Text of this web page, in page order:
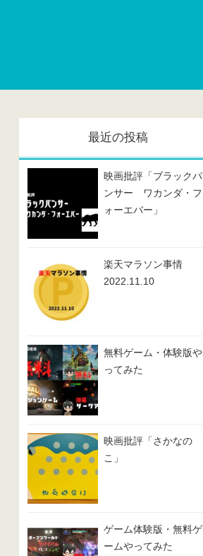
最近の投稿
映画批評「ブラックパ
ンサー ワカンダ・フ
ォーエバー」
楽天マラソン事情
2022.11.10
無料ゲーム・体験版や
ってみた
映画批評「さかなの
こ」
ゲーム体験版・無料ゲ
ームやってみた